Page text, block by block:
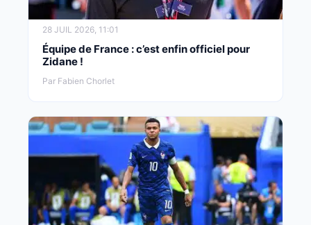
28 JUIL 2026, 11:01
Équipe de France : c’est enfin officiel pour
Zidane !
Par Fabien Chorlet